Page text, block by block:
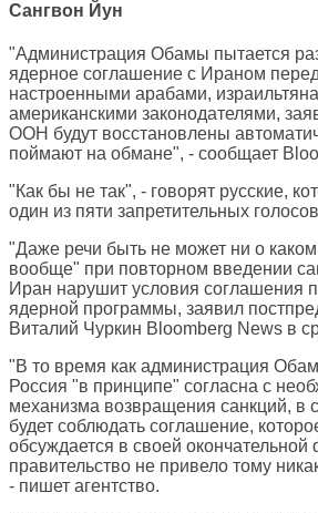
Сангвон Йун
"Администрация Обамы пытается
ядерное соглашение с Ираном перед
настроенными арабами,
американскими законодателями,
ООН будут восстановлены
поймают на обмане", - сообщает
"Как бы не так", - говорят русские,
один из пяти запретительных
"Даже речи быть не может ни о
вообще" при повторном введении
Иран нарушит условия соглашения
ядерной программы, заявил
Виталий Чуркин Bloomberg News в
"В то время как администрация
Россия "в принципе" согласна с
механизма возвращения санкций, в
будет соблюдать соглашение,
обсуждается в своей
правительство не привело тому
- пишет агентство.